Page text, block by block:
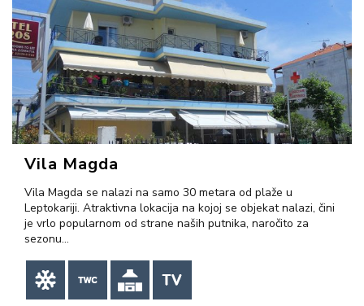
VIŠE INFORMACIJA
Vila Magda
Vila Magda se nalazi na samo 30 metara od plaže u
Leptokariji. Atraktivna lokacija na kojoj se objekat nalazi, čini
je vrlo popularnom od strane naših putnika, naročito za
sezonu…